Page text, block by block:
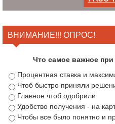
ВНИМАНИЕ!!! ОПРОС!
Что самое важное
Процентная ставка и
Чтоб быстро приняли
Главное чтоб одобрили
Удобство получения - на
Чтобы все было понятно и